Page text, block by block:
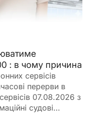
: в чому причина
сервісів
перерви в
07.08.2026 з
судові